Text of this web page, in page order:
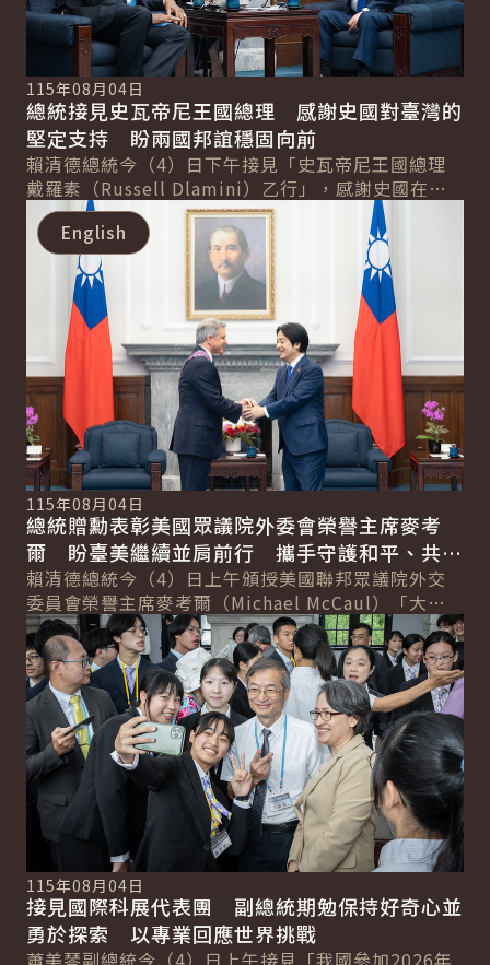
115年08月04日
總統接見史瓦帝尼王國總理 感謝史國對臺灣的
堅定支持 盼兩國邦誼穩固向前
賴清德總統今（4）日下午接見「史瓦帝尼王國總理
戴羅素（Russell Dlamini）乙行」，感謝史國在國
際場域為臺灣的國際參與發聲，展現對...
詳細內容
115年08月04日
總統贈勳表彰美國眾議院外委會榮譽主席麥考
爾 盼臺美繼續並肩前行 攜手守護和平、共創
繁榮
賴清德總統今（4）日上午頒授美國聯邦眾議院外交
委員會榮譽主席麥考爾（Michael McCaul）「大綬
景星勳章」，表彰其長年深化臺美關係、...
English
詳細內容
115年08月04日
接見國際科展代表團 副總統期勉保持好奇心並
勇於探索 以專業回應世界挑戰
蕭美琴副總統今（4）日上午接見「我國參加2026年